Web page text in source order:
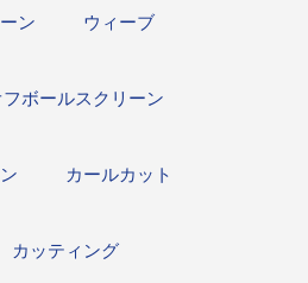
ン ウィーブ
フボールスクリーン
カールカット
カッティング